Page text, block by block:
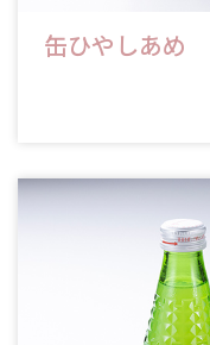
缶ひやしあめ